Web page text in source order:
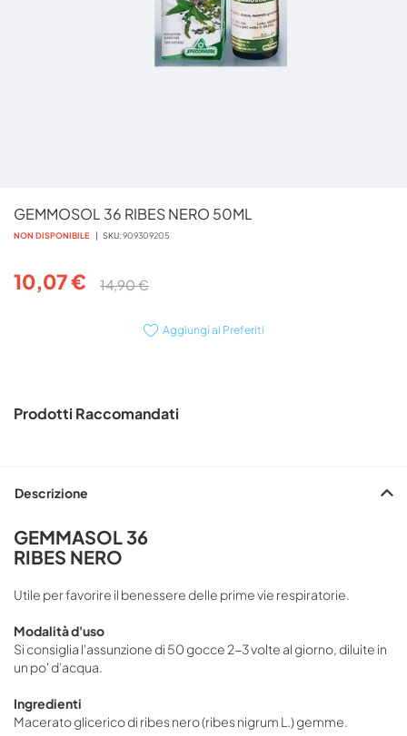
GEMMOSOL 36 RIBES NERO 50ML
NON DISPONIBILE SKU 909309205
10,07 € 14,90 €
Aggiungi ai Preferiti
all'inizio
della
immagini
Prodotti Raccomandati
Descrizione
GEMMASOL 36
RIBES NERO
Utile per favorire il benessere delle prime vie respiratorie.
Modalità d'uso
Si consiglia l'assunzione di 50 gocce 2-3 volte al giorno, diluite in
un po' d'acqua.
Ingredienti
Macerato glicerico di ribes nero (ribes nigrum L.) gemme.